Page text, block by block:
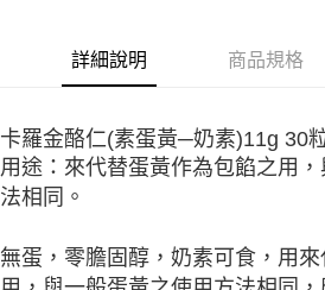
詳細說明 商品規格
卡羅金酪仁(素蛋黃─奶素)11g 30
用途：來代替蛋黃作為包餡之用
法相同。
無蛋，零膽固醇，奶素可食，用